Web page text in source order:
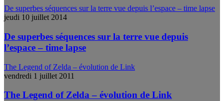
De superbes séquences sur la terre vue depuis l’espace – time lapse
jeudi 10 juillet 2014
De superbes séquences sur la terre vue depuis
l’espace – time lapse
The Legend of Zelda – évolution de Link
vendredi 1 juillet 2011
The Legend of Zelda – évolution de Link